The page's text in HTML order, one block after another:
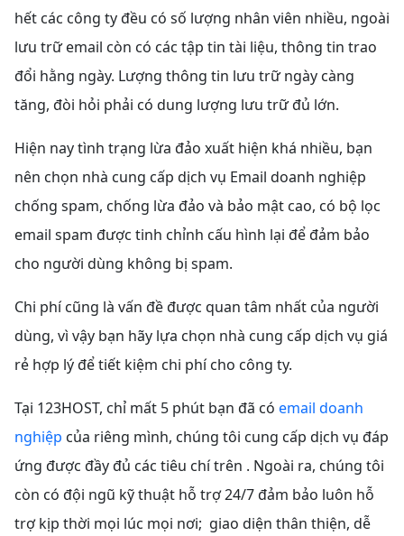
hết các công ty đều có số lượng nhân viên nhiều, ngoài
lưu trữ email còn có các tập tin tài liệu, thông tin trao
đổi hằng ngày. Lượng thông tin lưu trữ ngày càng
tăng, đòi hỏi phải có dung lượng lưu trữ đủ lớn.
Hiện nay tình trạng lừa đảo xuất hiện khá nhiều, bạn
nên chọn nhà cung cấp dịch vụ Email doanh nghiệp
chống spam, chống lừa đảo và bảo mật cao, có bộ lọc
email spam được tinh chỉnh cấu hình lại để đảm bảo
cho người dùng không bị spam.
Chi phí cũng là vấn đề được quan tâm nhất của người
dùng, vì vậy bạn hãy lựa chọn nhà cung cấp dịch vụ giá
rẻ hợp lý để tiết kiệm chi phí cho công ty.
Tại 123HOST, chỉ mất 5 phút bạn đã có email doanh
nghiệp của riêng mình, chúng tôi cung cấp dịch vụ đáp
ứng được đầy đủ các tiêu chí trên . Ngoài ra, chúng tôi
còn có đội ngũ kỹ thuật hỗ trợ 24/7 đảm bảo luôn hỗ
trợ kịp thời mọi lúc mọi nơi; giao diện thân thiện, dễ